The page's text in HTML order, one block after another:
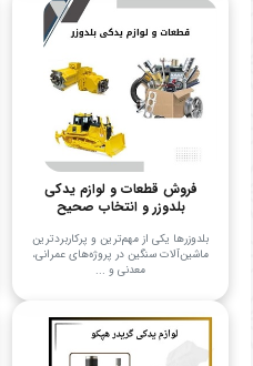
فروش قطعات و لوازم یدکی
بلدوزر و انتخاب صحیح
بلدوزرها یکی از مهم‌ترین و پرکاربردترین
ماشین‌آلات سنگین در پروژه‌های عمرانی،
معدنی و ...